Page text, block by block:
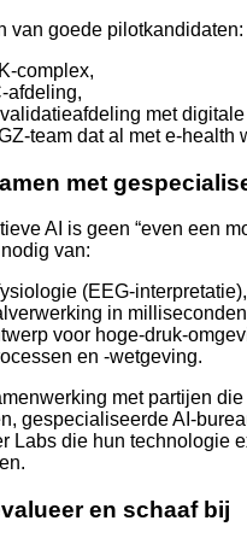
van goede pilotkandidaten:
complex,
afdeling,
met digitale
team dat al met e-health
met
AI is geen “even een
van:
(EEG-interpretatie),
in
voor hoge-druk-
en -wetgeving.
met partijen
gespecialiseerde AI-
Labs die hun technologie
en schaaf bij